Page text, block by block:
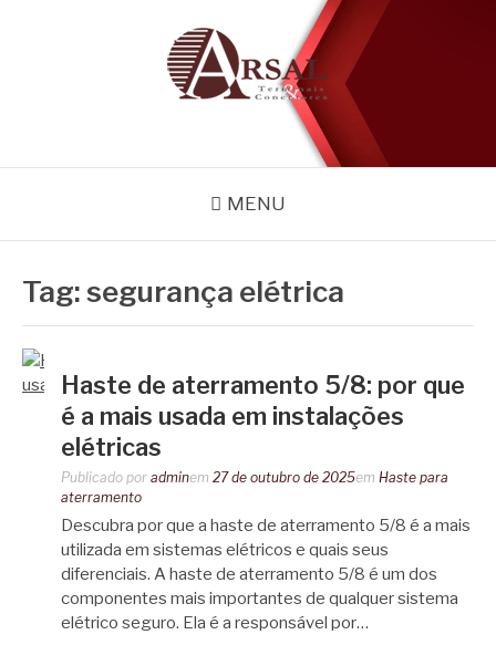
Especialistas em conectores e acessórios
MENU
Tag:segurança elétrica
Haste de aterramento 5/8: por que
é a mais usada em instalações
elétricas
Publicado por adminem 27 de outubro de 2025em Haste para
aterramento
Descubra por que a haste de aterramento 5/8 é a mais
utilizada em sistemas elétricos e quais seus
diferenciais. A haste de aterramento 5/8 é um dos
componentes mais importantes de qualquer sistema
elétrico seguro. Ela é a responsável por…